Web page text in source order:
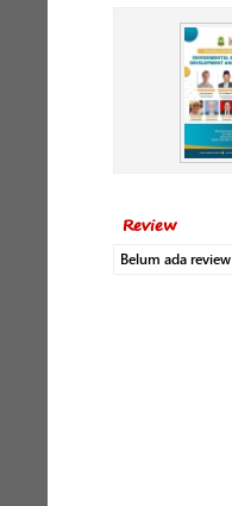
Review
Belum ada review